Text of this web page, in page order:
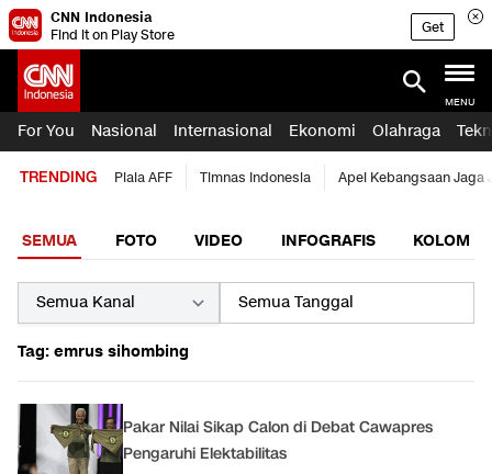
CNN Indonesia
Find it on Play Store
Get
MENU
For You Nasional Internasional Ekonomi Olahraga
TRENDING Piala AFF Timnas Indonesia Apel Kebangsaan Jaga
SEMUA FOTO VIDEO INFOGRAFIS KOLOM
Tag: emrus sihombing
Pakar Nilai Sikap Calon di Debat Cawapres
Pengaruhi Elektabilitas